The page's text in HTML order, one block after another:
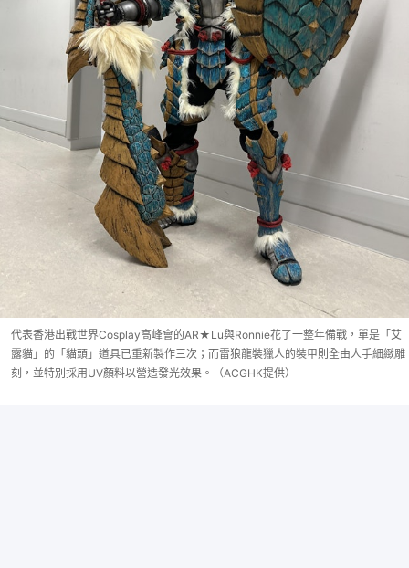
代表香港出戰世界Cosplay高峰會的AR★Lu與Ronnie花了一整年備戰，單是「艾
露貓」的「貓頭」道具已重新製作三次；而雷狼龍裝獵人的裝甲則全由人手細緻雕
刻，並特別採用UV顏料以營造發光效果。（ACGHK提供）